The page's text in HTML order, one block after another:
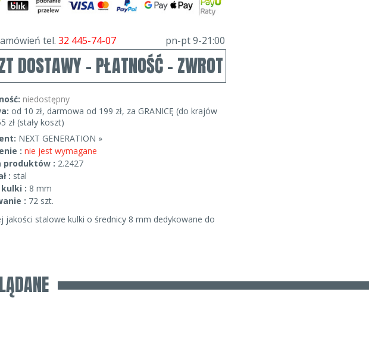
tel. 32 445-74-07 pn-pt 9-21:00
DOSTAWY - PŁATNOŚĆ - ZWROT
niedostępny
od 10 zł, darmowa od 199 zł, za GRANICĘ (do krajów
zł (stały koszt)
NEXT GENERATION »
: nie jest wymagane
produktów : 2.2427
: stal
: 8 mm
: 72 szt.
jakości stalowe kulki o średnicy 8 mm dedykowane do